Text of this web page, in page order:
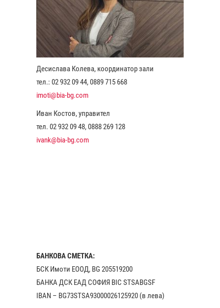
Десислава Колева, координатор зали
тел.: 02 932 09 44, 0889 715 668
imoti@bia-bg.com
Иван Костов, управител
тел. 02 932 09 48, 0888 269 128
ivank@bia-bg.com
БАНКОВА СМЕТКА:
БСК Имоти ЕООД, BG 205519200
БАНКА ДСК EАД СОФИЯ BIC STSABGSF
IBAN – BG73STSA93000026125920 (в лева)